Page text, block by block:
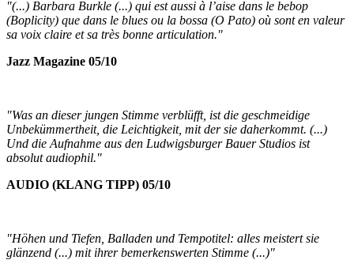
"(...) Barbara Burkle (...) qui est aussi à l’aise dans le bebop
(Boplicity) que dans le blues ou la bossa (O Pato) où sont en valeur
sa voix claire et sa très bonne articulation."
Jazz Magazine 05/10
"Was an dieser jungen Stimme verblüfft, ist die geschmeidige
Unbekümmertheit, die Leichtigkeit, mit der sie daherkommt. (...)
Und die Aufnahme aus den Ludwigsburger Bauer Studios ist
absolut audiophil."
AUDIO (KLANG TIPP) 05/10
"Höhen und Tiefen, Balladen und Tempotitel: alles meistert sie
glänzend (...) mit ihrer bemerkenswerten Stimme (...)"